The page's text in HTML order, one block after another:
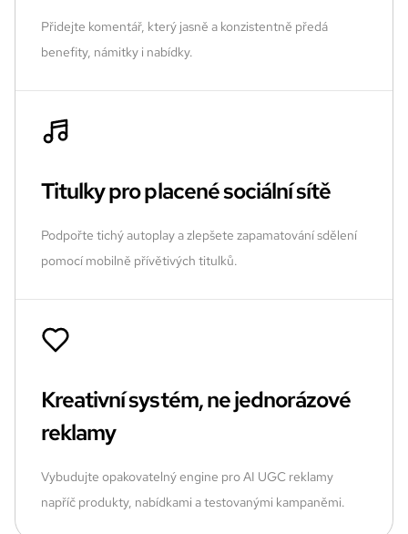
Přidejte komentář, který jasně a konzistentně předá
benefity, námitky i nabídky.
Titulky pro placené sociální sítě
Podpořte tichý autoplay a zlepšete zapamatování sdělení
pomocí mobilně přívětivých titulků.
Kreativní systém, ne jednorázové
reklamy
Vybudujte opakovatelný engine pro AI UGC reklamy
napříč produkty, nabídkami a testovanými kampaněmi.